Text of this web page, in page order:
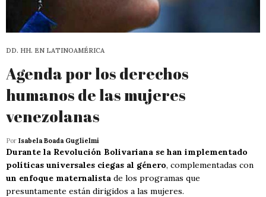
DD. HH. EN LATINOAMÉRICA
Agenda por los derechos
humanos de las mujeres
venezolanas
Por Isabela Boada Guglielmi
Durante la Revolución Bolivariana se han implementado
políticas universales ciegas al género, complementadas con
un enfoque maternalista de los programas que
presuntamente están dirigidos a las mujeres.